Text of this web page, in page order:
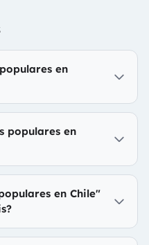
en
populares en
en Chile"